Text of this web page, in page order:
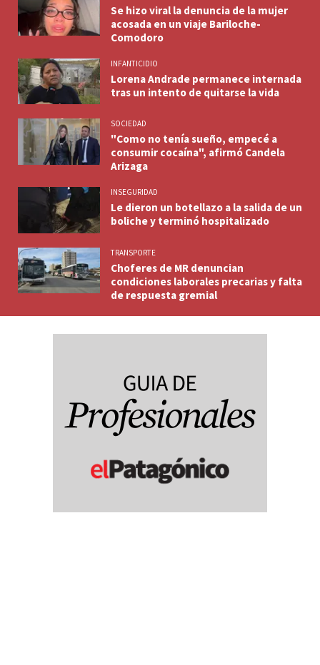
Se hizo viral la denuncia de la mujer
acosada en un viaje Bariloche-
Comodoro
INFANTICIDIO
Lorena Andrade permanece internada
tras un intento de quitarse la vida
SOCIEDAD
"Como no tenía sueño, empecé a
consumir cocaína", afirmó Candela
Arizaga
INSEGURIDAD
Le dieron un botellazo a la salida de un
boliche y terminó hospitalizado
TRANSPORTE
Choferes de MR denuncian
condiciones laborales precarias y falta
de respuesta gremial